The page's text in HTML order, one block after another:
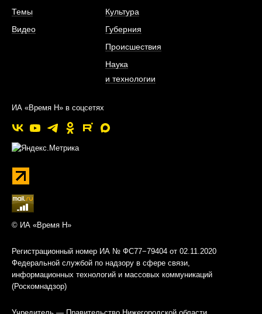
Темы
Видео
Культура
Губерния
Происшествия
Наука
и технологии
ИА «Время Н» в соцсетях
© ИА «Время Н»
Регистрационный номер ИА № ФС77−79404 от 02.11.2020
Федеральной службой по надзору в сфере связи,
информационных технологий и массовых коммуникаций
(Роскомнадзор)